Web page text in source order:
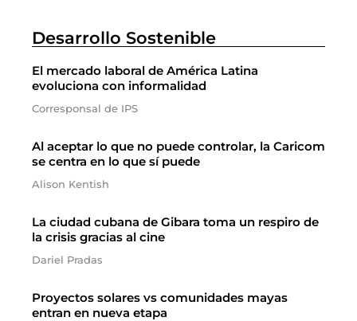
Desarrollo Sostenible
El mercado laboral de América Latina
evoluciona con informalidad
Corresponsal de IPS
Al aceptar lo que no puede controlar, la Caricom
se centra en lo que sí puede
Alison Kentish
La ciudad cubana de Gibara toma un respiro de
la crisis gracias al cine
Dariel Pradas
Proyectos solares vs comunidades mayas
entran en nueva etapa